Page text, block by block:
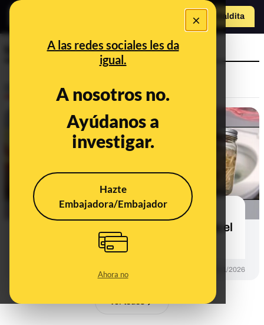
×
A las redes sociales les da
igual.
A nosotros no.
Ayúdanos a
investigar.
Hazte
Embajadora/Embajador
Ahora no
Hazte Maldita
toxinas
La mezcla de agua, bicarbonato y
limón ni destruye parásitos ni limpia el
08/01/2026
Ver todos